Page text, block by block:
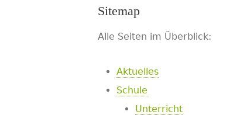
Sitemap
Alle Seiten im Überblick:
Aktuelles
Schule
Unterricht